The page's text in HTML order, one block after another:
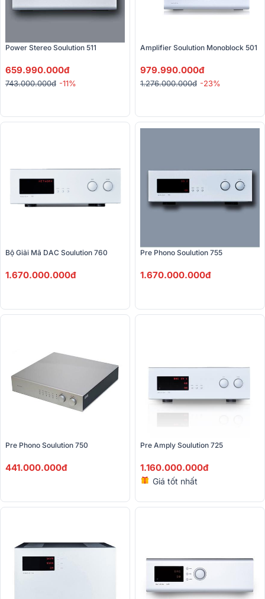
Power Stereo Soulution 511
659.990.000đ
743.000.000đ -11%
Amplifier Soulution Monoblock 501
979.990.000đ
1.276.000.000đ -23%
Bộ Giải Mã DAC Soulution 760
1.670.000.000đ
Pre Phono Soulution 755
1.670.000.000đ
Pre Phono Soulution 750
441.000.000đ 1.160.000.000đ
Giá tốt nhất